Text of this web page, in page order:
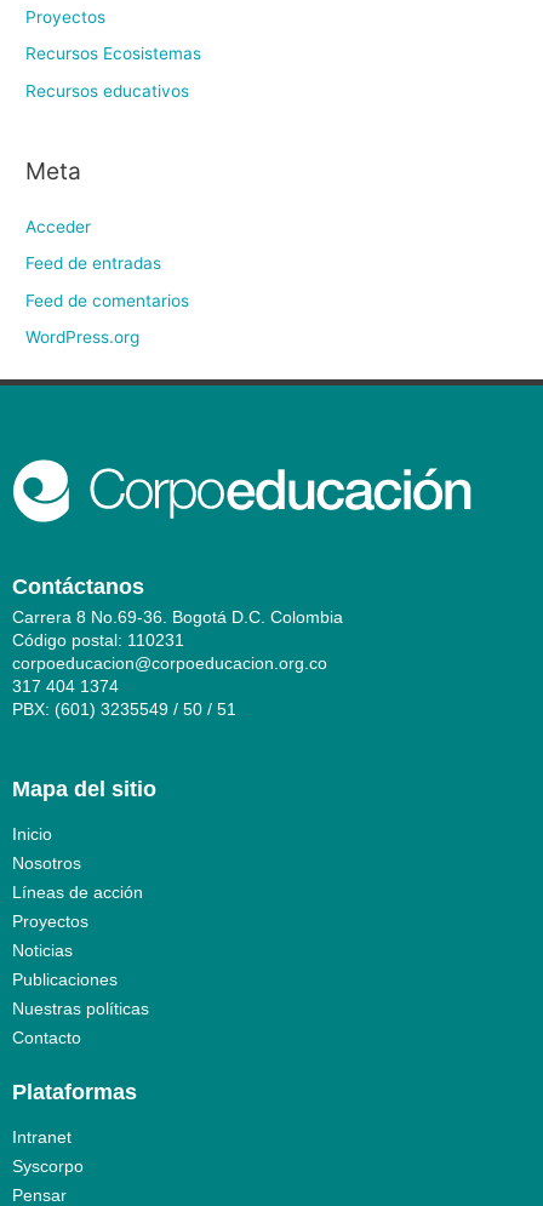
Proyectos
Recursos Ecosistemas
Recursos educativos
Meta
Acceder
Feed de entradas
Feed de comentarios
WordPress.org
Contáctanos
Carrera 8 No.69-36. Bogotá D.C. Colombia
Código postal: 110231
corpoeducacion@corpoeducacion.org.co
317 404 1374
PBX: (601) 3235549 / 50 / 51
Mapa del sitio
Inicio
Nosotros
Líneas de acción
Proyectos
Noticias
Publicaciones
Nuestras políticas
Contacto
Plataformas
Intranet
Syscorpo
Pensar